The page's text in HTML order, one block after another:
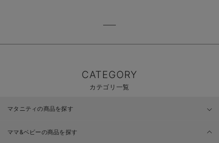
CATEGORY
カテゴリ一覧
マタニティの商品を探す
ママ&ベビーの商品を探す